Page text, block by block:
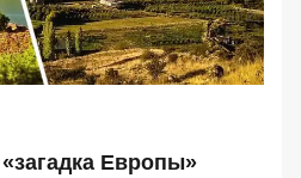
Европы»